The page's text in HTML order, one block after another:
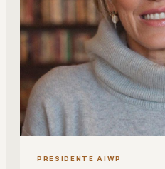
PRESIDENTE AIWP